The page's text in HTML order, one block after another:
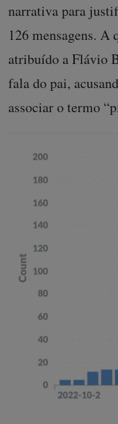
narrativa para
126 mensagens.
atribuído a Flávio
fala do pai,
associar o termo